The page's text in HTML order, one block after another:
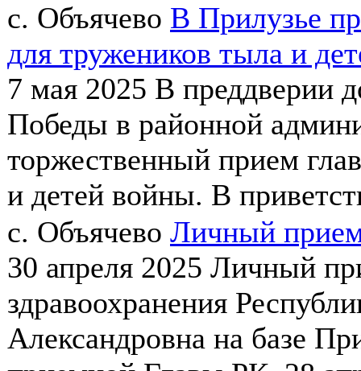
с. Объячево В Прилузье
для тружеников тыла и
7 мая 2025 В преддверии
Победы в районной
торжественный прием
и детей войны. В
с. Объячево Личный
30 апреля 2025 Личный
здравоохранения
Александровна на базе